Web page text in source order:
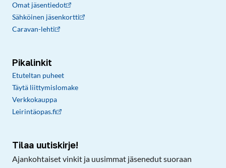
Omat jäsentiedot
Sähköinen jäsenkortti
Caravan-lehti
Pikalinkit
Etuteltan puheet
Täytä liittymislomake
Verkkokauppa
Leirintäopas.fi
Tilaa uutiskirje!
Ajankohtaiset vinkit ja uusimmat jäsenedut suoraan